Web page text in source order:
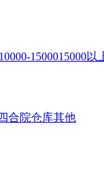
10000-1500015000以
四合院仓库其他